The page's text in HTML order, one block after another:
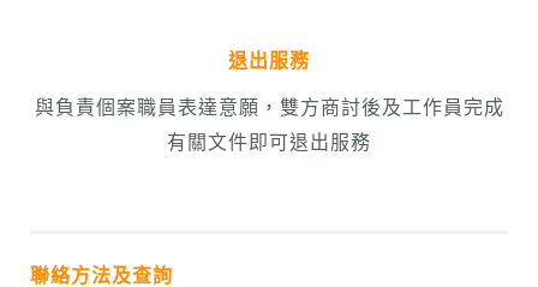
退出服務
與負責個案職員表達意願，雙方商討後及工作員完成
有關文件即可退出服務
聯絡方法及查詢